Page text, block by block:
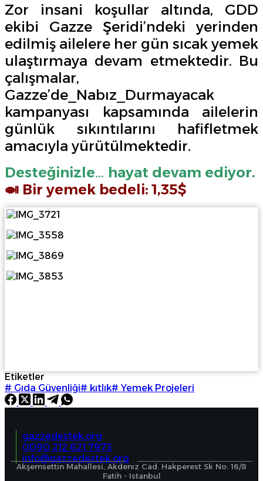
Zor insani koşullar altında, GDD
ekibi Gazze Şeridi’ndeki yerinden
edilmiş ailelere her gün sıcak yemek
ulaştırmaya devam etmektedir. Bu
çalışmalar,
Gazze’de_Nabız_Durmayacak
kampanyası kapsamında ailelerin
günlük sıkıntılarını hafifletmek
amacıyla yürütülmektedir.
Desteğinizle… hayat devam ediyor.
🍛 Bir yemek bedeli: 1,35$
Etiketler
# Gıda Güvenliği# kıtlık# Yemek Projeleri
gazzedestek.org
0090 212 621 7973
info@gazzedestek.org
Akşemsettin Mahallesi, Akdeniz Cad. Hakperest Sk No: 16/8
Fatih - Istanbul